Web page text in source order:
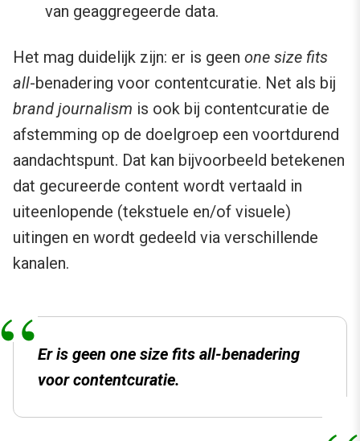
van geaggregeerde data.
Het mag duidelijk zijn: er is geen one size fits
all-benadering voor contentcuratie. Net als bij
brand journalism is ook bij contentcuratie de
afstemming op de doelgroep een voortdurend
aandachtspunt. Dat kan bijvoorbeeld betekenen
dat gecureerde content wordt vertaald in
uiteenlopende (tekstuele en/of visuele)
uitingen en wordt gedeeld via verschillende
kanalen.
Er is geen one size fits all-benadering
voor contentcuratie.